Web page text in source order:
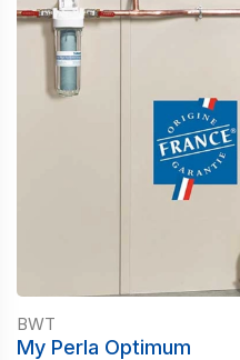
BWT
My Perla Optimum